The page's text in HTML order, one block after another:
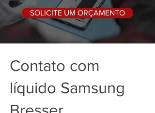
SOLICITE UM ORÇAMENTO
Contato com
líquido Samsung